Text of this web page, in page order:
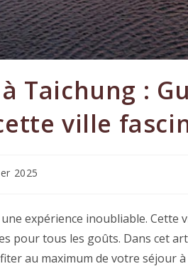
Taichung :
ville
:
2025
expérience inoubliable. Cette
pour tous les goûts. Dans cet
au maximum de votre séjour